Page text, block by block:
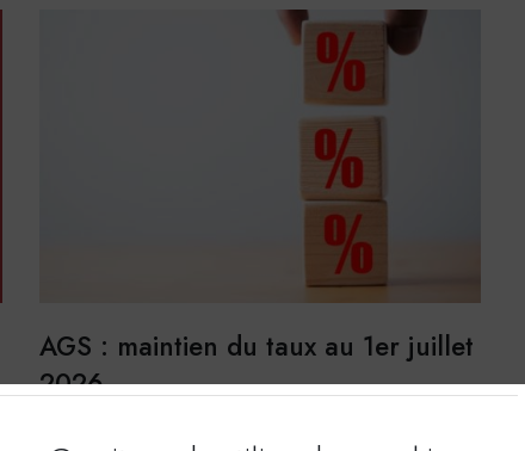
AGS : maintien du taux au 1er juillet
2026